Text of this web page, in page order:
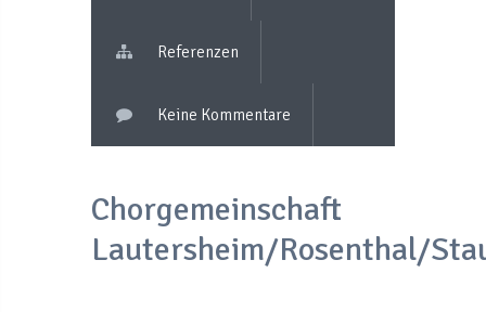
Referenzen
Keine Kommentare
Chorgemeinschaft
Lautersheim/Rosenthal/